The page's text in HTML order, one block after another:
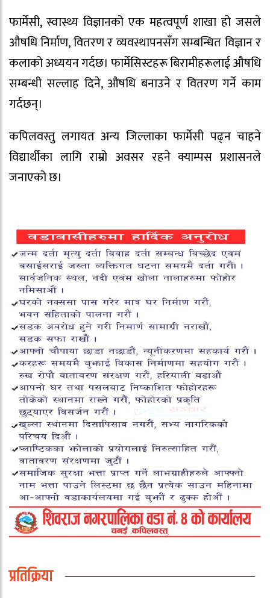
फार्मेसी, स्वास्थ्य विज्ञानको एक महत्वपूर्ण शाखा हो जसले
औषधि निर्माण, वितरण र व्यवस्थापनसँग सम्बन्धित विज्ञान र
कलाको अध्ययन गर्दछ। फार्मेसिस्टहरू बिरामीहरूलाई औषधि
सम्बन्धी सल्लाह दिने, औषधि बनाउने र वितरण गर्ने काम
गर्दछन्।
कपिलवस्तु लगायत अन्य जिल्लाका फार्मेसी पढ्न चाहने
विद्यार्थीका लागि राम्रो अवसर रहने क्याम्पस प्रशासनले
जनाएको छ।
प्रतिक्रिया